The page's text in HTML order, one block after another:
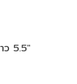
5.5″